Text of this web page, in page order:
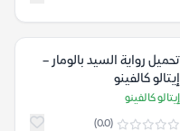
تحميل رواية السيد بالومار –
إيتالو كالفينو
إيتالو كالفينو
(0.0)